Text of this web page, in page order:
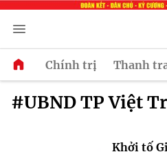
Chính trị Thanh
#UBND TP Việt
Khởi tố